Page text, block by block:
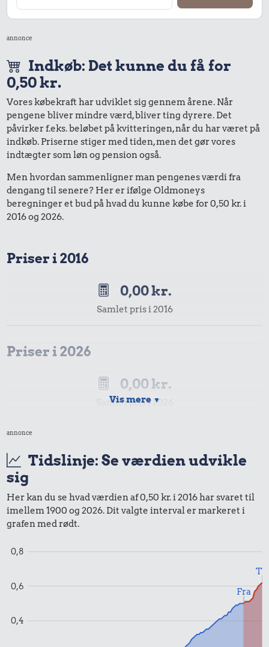
annonce
Indkøb: Det kunne du få for
0,50 kr.
Vores købekraft har udviklet sig gennem årene. Når
pengene bliver mindre værd, bliver ting dyrere. Det
påvirker f.eks. beløbet på kvitteringen, når du har været på
indkøb. Priserne stiger med tiden, men det gør vores
indtægter som løn og pension også.
Men hvordan sammenligner man pengenes værdi fra
dengang til senere? Her er ifølge Oldmoneys
beregninger et bud på hvad du kunne købe for 0,50 kr. i
2016 og 2026.
Priser i 2016
0,00 kr.
Samlet pris i 2016
Priser i 2026
0,00 kr.
Samlet pris i 2026
Udvalgte varer fra danskernes indkøbskurv gennem tiderne.
datidskroner er på baggrund af forbrugerprisindekset fra
Vis mere ▼
annonce
Tidslinje: Se værdien udvikle
sig
Her kan du se hvad værdien af 0,50 kr. i 2016 har svaret til
imellem 1900 og 2026. Dit valgte interval er markeret i
grafen med rødt.
0,4
0,6
0,8
Fra
Til